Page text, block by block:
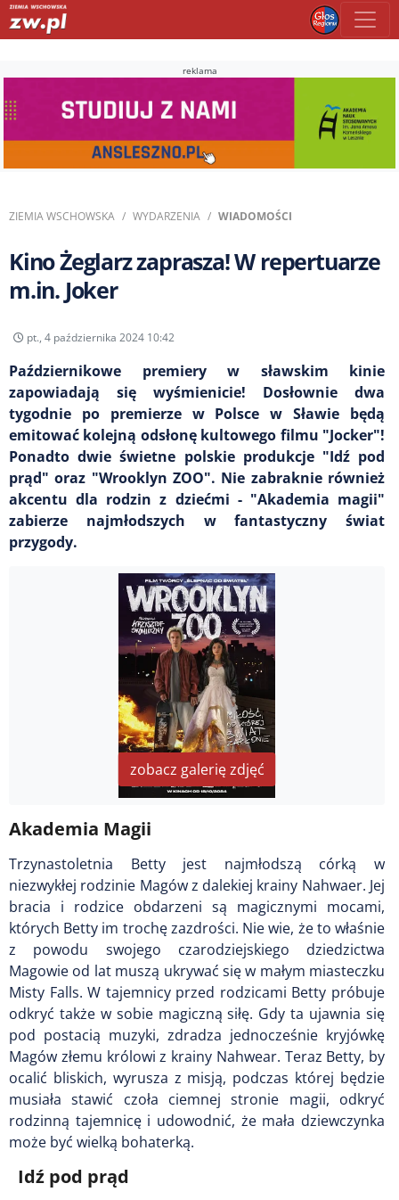
reklama
ZIEMIA WSCHOWSKA WYDARZENIA WIADOMOŚCI
Kino Żeglarz zaprasza! W repertuarze
m.in. Joker
pt., 4 października 2024 10:42
Październikowe premiery w sławskim kinie
zapowiadają się wyśmienicie! Dosłownie dwa
tygodnie po premierze w Polsce w Sławie będą
emitować kolejną odsłonę kultowego filmu "Jocker"!
Ponadto dwie świetne polskie produkcje "Idź pod
prąd" oraz "Wrooklyn ZOO". Nie zabraknie również
akcentu dla rodzin z dziećmi - "Akademia magii"
zabierze najmłodszych w fantastyczny świat
przygody.
zobacz galerię zdjęć
Akademia Magii
Trzynastoletnia Betty jest najmłodszą córką w
niezwykłej rodzinie Magów z dalekiej krainy Nahwaer. Jej
bracia i rodzice obdarzeni są magicznymi mocami,
których Betty im trochę zazdrości. Nie wie, że to właśnie
z powodu swojego czarodziejskiego dziedzictwa
Magowie od lat muszą ukrywać się w małym miasteczku
Misty Falls. W tajemnicy przed rodzicami Betty próbuje
odkryć także w sobie magiczną siłę. Gdy ta ujawnia się
pod postacią muzyki, zdradza jednocześnie kryjówkę
Magów złemu królowi z krainy Nahwear. Teraz Betty, by
ocalić bliskich, wyrusza z misją, podczas której będzie
musiała stawić czoła ciemnej stronie magii, odkryć
rodzinną tajemnicę i udowodnić, że mała dziewczynka
może być wielką bohaterką.
Idź pod prąd